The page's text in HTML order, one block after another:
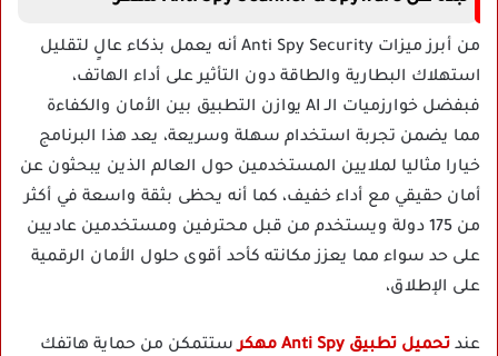
من أبرز ميزات Anti Spy Security أنه يعمل بذكاء عالٍ لتقليل
استهلاك البطارية والطاقة دون التأثير على أداء الهاتف،
فبفضل خوارزميات الـ AI يوازن التطبيق بين الأمان والكفاءة
مما يضمن تجربة استخدام سهلة وسريعة، يعد هذا البرنامج
خيارا مثاليا لملايين المستخدمين حول العالم الذين يبحثون عن
أمان حقيقي مع أداء خفيف، كما أنه يحظى بثقة واسعة في أكثر
من 175 دولة ويستخدم من قبل محترفين ومستخدمين عاديين
على حد سواء مما يعزز مكانته كأحد أقوى حلول الأمان الرقمية
على الإطلاق،
عند تحميل تطبيق Anti Spy مهكر
ستتمكن من حماية هاتفك